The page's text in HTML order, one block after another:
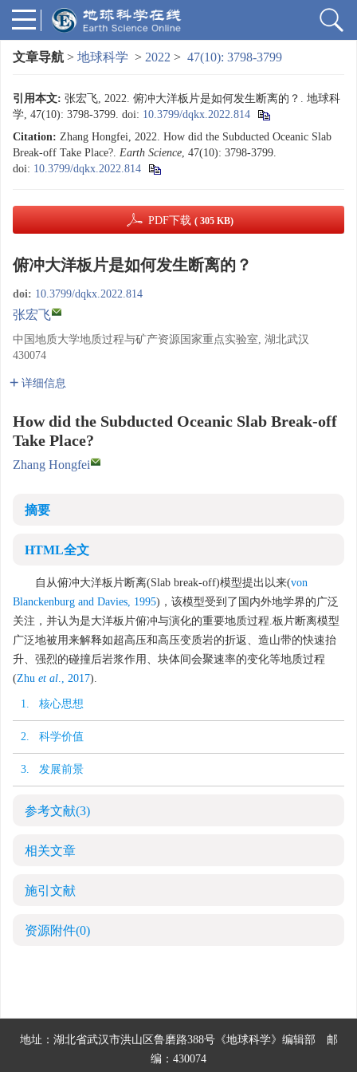
文章导航 > 地球科学 > 2022 > 47(10): 3798-3799
引用本文: 张宏飞, 2022. 俯冲大洋板片是如何发生断离的？. 地球科
学, 47(10): 3798-3799. doi: 10.3799/dqkx.2022.814
Citation: Zhang Hongfei, 2022. How did the Subducted Oceanic Slab
Break-off Take Place?. Earth Science, 47(10): 3798-3799.
doi: 10.3799/dqkx.2022.814
PDF下载 ( 305 KB)
俯冲大洋板片是如何发生断离的？
doi: 10.3799/dqkx.2022.814
张宏飞
中国地质大学地质过程与矿产资源国家重点实验室, 湖北武汉
430074
详细信息
How did the Subducted Oceanic Slab Break-off
Take Place?
Zhang Hongfei
摘要
HTML全文
自从俯冲大洋板片断离(Slab break-off)模型提出以来(von
Blanckenburg and Davies, 1995)，该模型受到了国内外地学界的广泛
关注，并认为是大洋板片俯冲与演化的重要地质过程.板片断离模型
广泛地被用来解释如超高压和高压变质岩的折返、造山带的快速抬
升、强烈的碰撞后岩浆作用、块体间会聚速率的变化等地质过程
(Zhu et al., 2017).
1. 核心思想
2. 科学价值
3. 发展前景
参考文献(3)
相关文章
施引文献
资源附件(0)
地址：湖北省武汉市洪山区鲁磨路388号《地球科学》编辑部 邮
编：430074